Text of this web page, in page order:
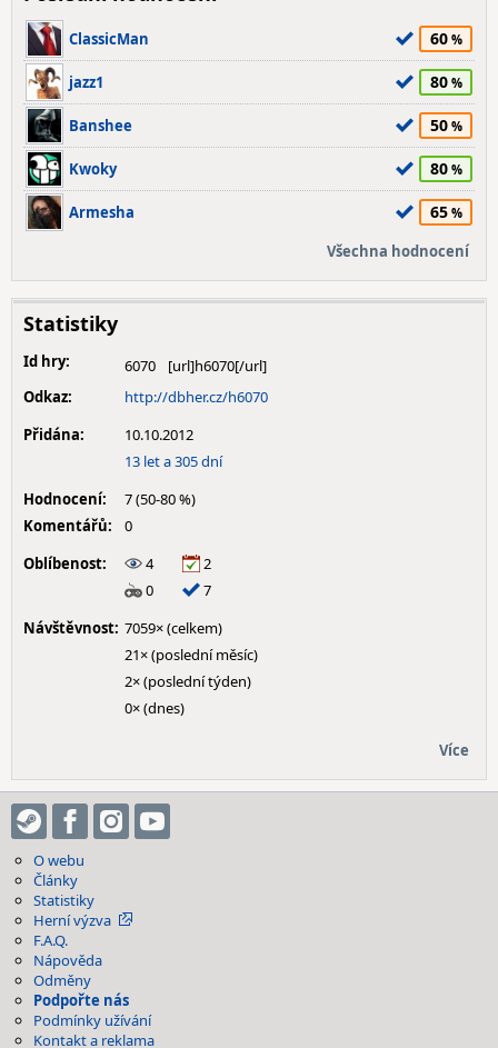
ClassicMan 60
jazz1 80
Banshee 50
Kwoky 80
Armesha 65
Všechna hodnocení
Statistiky
Id hry:
6070
Odkaz:
http://dbher.cz/h6070
Přidána:
10.10.2012
13 let a 305 dní
Hodnocení:
7 (50-80 %)
Komentářů:
0
Oblíbenost:
4
2
0
7
Návštěvnost: 7059× (celkem)
21× (poslední měsíc)
2× (poslední týden)
0× (dnes)
Více
O webu
Články
Statistiky
Herní výzva
F.A.Q.
Nápověda
Odměny
Podpořte nás
Podmínky užívání
Kontakt a reklama